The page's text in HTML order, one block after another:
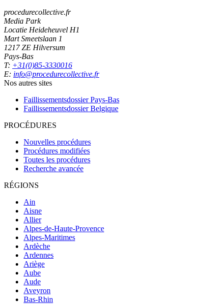
procedurecollective.fr
Media Park
Locatie Heideheuvel H1
Mart Smeetslaan 1
1217 ZE Hilversum
Pays-Bas
T: +31(0)85-3330016
E: info@procedurecollective.fr
Nos autres sites
Faillissementsdossier Pays-Bas
Faillissementsdossier Belgique
PROCÉDURES
Nouvelles procédures
Procédures modifiées
Toutes les procédures
Recherche avancée
RÉGIONS
Ain
Aisne
Allier
Alpes-de-Haute-Provence
Alpes-Maritimes
Ardèche
Ardennes
Ariège
Aube
Aude
Aveyron
Bas-Rhin